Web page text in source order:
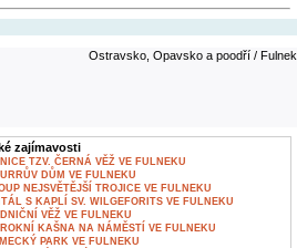
Ostravsko, Opavsko a poodří / Fulnek
zajímavosti
TZV. ČERNÁ VĚŽ VE FULNEKU
DŮM VE FULNEKU
NEJSVĚTĚJŠÍ TROJICE VE FULNEKU
S KAPLÍ SV. WILGEFORITS VE FULNEKU
VĚŽ VE FULNEKU
KAŠNA NA NÁMĚSTÍ VE FULNEKU
PARK VE FULNEKU